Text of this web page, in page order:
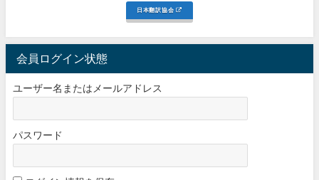
日本翻訳協会
会員ログイン状態
ユーザー名またはメールアドレス
パスワード